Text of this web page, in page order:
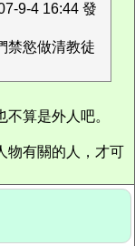
9-4 16:44 發
禁慾做清教徒
算是外人吧。
物有關的人，才可